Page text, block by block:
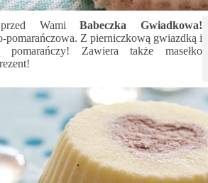
WamiBabeczka Gwiadkowa!
pomarańczowa. Z pierniczkową gwiazdką i
pomarańczy! Zawiera także masełko